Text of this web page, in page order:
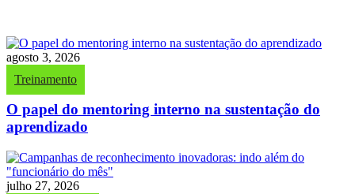
agosto 3, 2026
Treinamento
O papel do mentoring interno na sustentação do
aprendizado
julho 27, 2026